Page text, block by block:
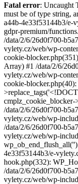
Fatal error: Uncaught
must be of type string,
a44b-4e33f53144b3/e-
gdpr-premium/
/data/2/6/26d0f700-
vylety.cz/web/wp-
cookie-
Array) #1 /data/2/6/
vylety.cz/web/wp-
cookie-
/data/2/6/26d0f700-
vylety.cz/web/wp-
/data/2/6/26d0f700-
vylety.cz/web/wp-
4e33f53144b3/e-
hook.php(332):
/data/2/6/26d0f700-
vylety.cz/web/wp-